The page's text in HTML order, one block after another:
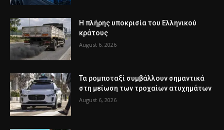
Η πλήρης υποκρισία του Ελληνικού
κράτους
August 6, 2026
Τα ρομποταξί συμβάλλουν σημαντικά
στη μείωση των τροχαίων ατυχημάτων
August 6, 2026